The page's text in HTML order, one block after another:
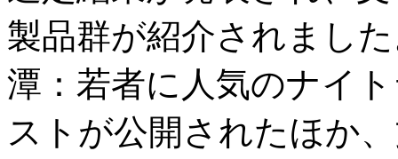
製品群が紹介されまし
潭：若者に人気のナイ
ストが公開されたほか